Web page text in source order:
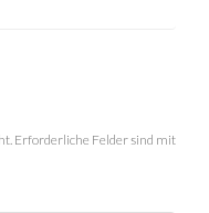
Erforderliche Felder sind mit